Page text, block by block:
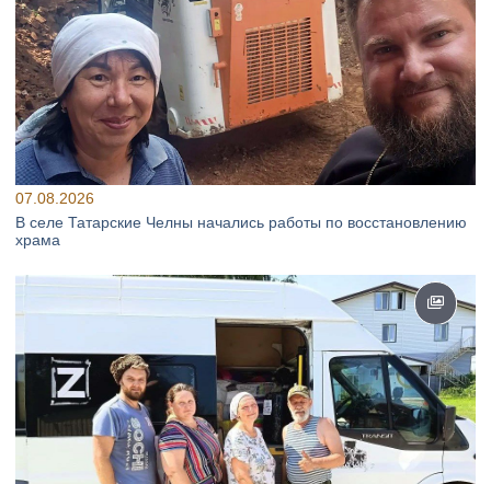
07.08.2026
В селе Татарские Челны начались работы по восстановлению
храма